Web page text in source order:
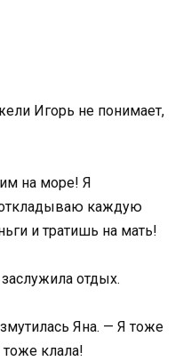
Игорь не понимает,
на море! Я
каждую
и тратишь на мать!
отдых.
Яна. — Я тоже
клала!